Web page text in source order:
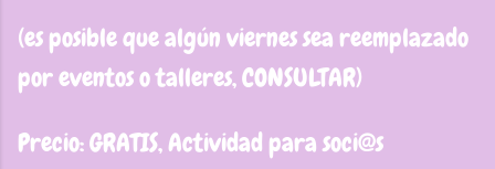
(es posible que algún viernes sea reemplazado
por eventos o talleres, CONSULTAR)
Precio: GRATIS, Actividad para soci@s